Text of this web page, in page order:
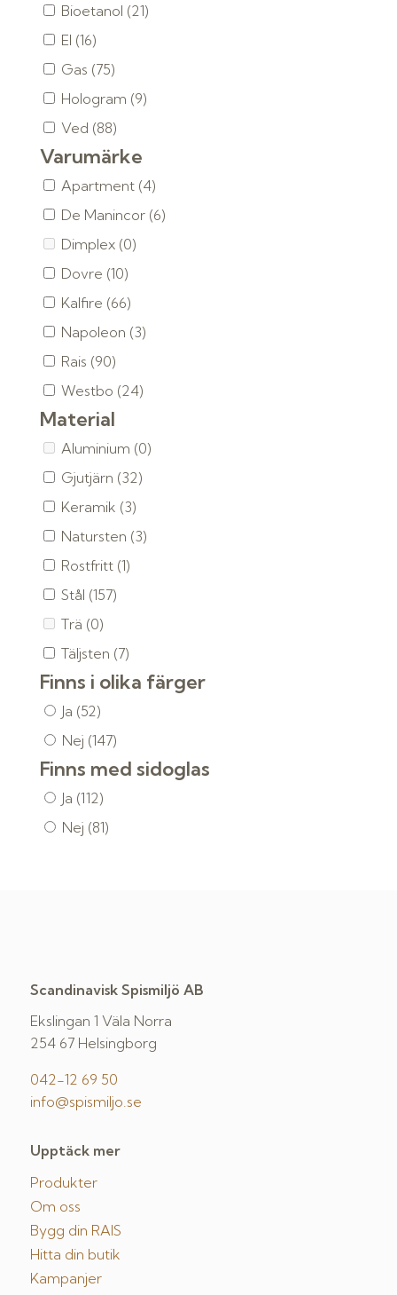
Bioetanol (21)
El (16)
Gas (75)
Hologram (9)
Ved (88)
Varumärke
Apartment (4)
De Manincor (6)
Dimplex (0)
Dovre (10)
Kalfire (66)
Napoleon (3)
Rais (90)
Westbo (24)
Material
Aluminium (0)
Gjutjärn (32)
Keramik (3)
Natursten (3)
Rostfritt (1)
Stål (157)
Trä (0)
Täljsten (7)
Finns i olika färger
Ja (52)
Nej (147)
Finns med sidoglas
Ja (112)
Nej (81)
Scandinavisk Spismiljö AB
Ekslingan 1 Väla Norra
254 67 Helsingborg
042-12 69 50
info@spismiljo.se
Upptäck mer
Produkter
Om oss
Bygg din RAIS
Hitta din butik
Kampanjer